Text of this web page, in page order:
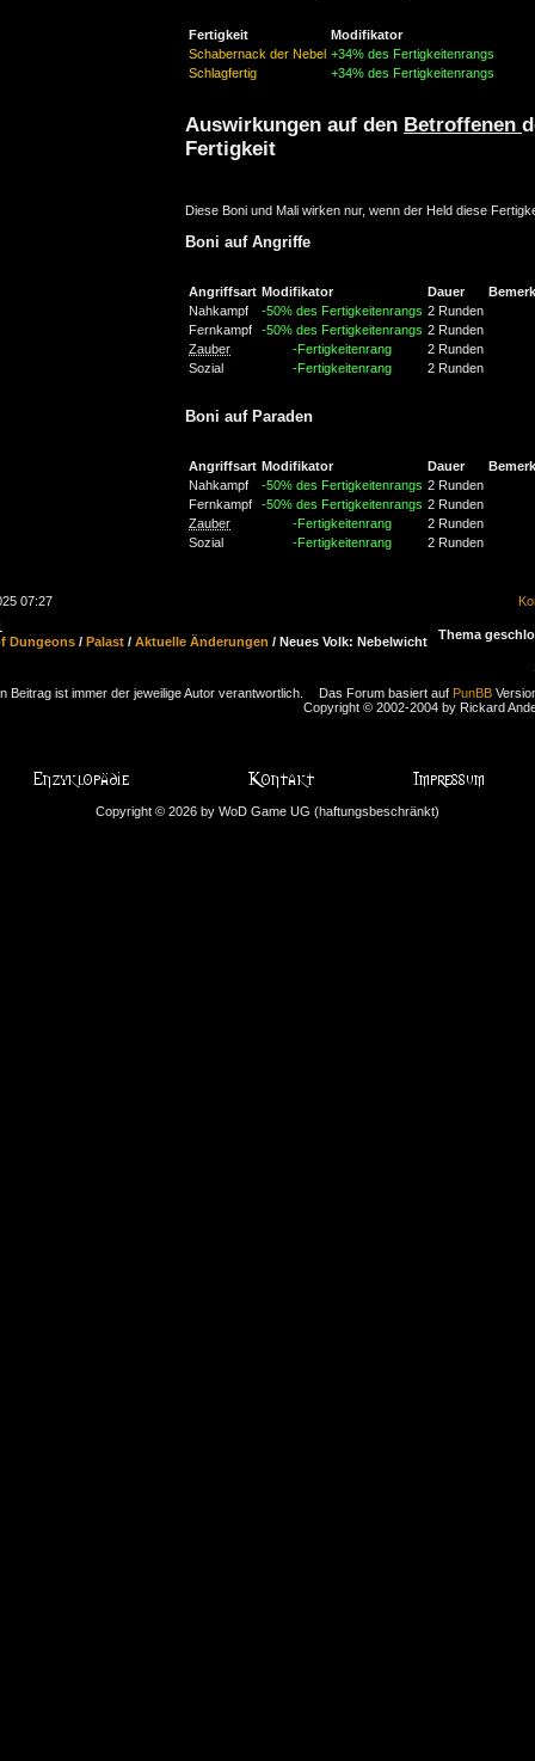
Fertigkeit
Modifikator
Schabernack der Nebel +34% des Fertigkeitenrangs
Schlagfertig
+34% des Fertigkeitenrangs
Auswirkungen auf den Betroffenen
Fertigkeit
Diese Boni und Mali wirken nur, wenn der Held diese
Boni auf Angriffe
Angriffsart Modifikator Dauer
Nahkampf
-50% des Fertigkeitenrangs 2 Runden
Fernkampf
-50% des Fertigkeitenrangs 2 Runden
Zauber
-Fertigkeitenrang
2 Runden
Sozial
-Fertigkeitenrang 2 Runden
Boni auf Paraden
Angriffsart Modifikator Dauer
Nahkampf
-50% des Fertigkeitenrangs 2 Runden
Fernkampf
-50% des Fertigkeitenrangs 2 Runden
Zauber
-Fertigkeitenrang
2 Runden
Sozial
-Fertigkeitenrang 2 Runden
07:27
Dungeons / Palast / Aktuelle Änderungen / Neues Volk: Nebelwicht Thema
Beitrag ist immer der jeweilige Autor verantwortlich.
Das Forum basiert auf PunBB
Copyright © 2002-2004 by Rickard
Copyright © 2026 by WoD Game UG (haftungsbeschränkt)